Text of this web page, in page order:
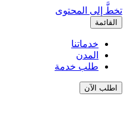
تخطَّ إلى المحتوى
القائمة
خدماتنا
المدن
طلب خدمة
اطلب الآن